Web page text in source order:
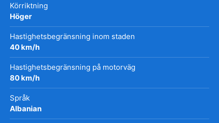
Körriktning
Höger
Hastighetsbegränsning inom staden
40 km/h
Hastighetsbegränsning på motorväg
80 km/h
Språk
Albanian